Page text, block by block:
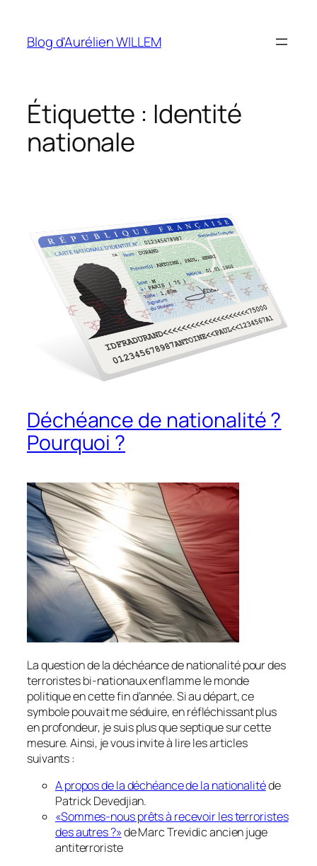
contenu
Blog d'Aurélien WILLEM
Étiquette : Identité
nationale
Déchéance de nationalité ?
Pourquoi ?
La question de la déchéance de nationalité pour des
terroristes bi-nationaux enflamme le monde
politique en cette fin d’année. Si au départ, ce
symbole pouvait me séduire, en réfléchissant plus
en profondeur, je suis plus que septique sur cette
mesure. Ainsi, je vous invite à lire les articles
suivants :
A propos de la déchéance de la nationalitéde
Patrick Devedjian.
«Sommes-nous prêts à recevoir les terroristes
des autres ?»de Marc Trevidic ancien juge
antiterroriste